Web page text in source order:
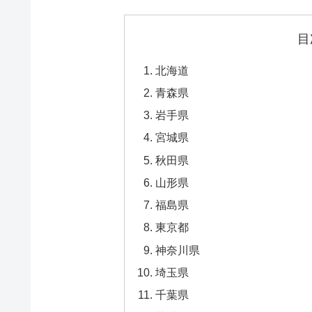
北海道
青森県
岩手県
宮城県
秋田県
山形県
福島県
東京都
神奈川県
埼玉県
千葉県